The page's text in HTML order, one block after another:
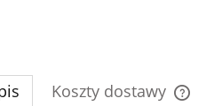
Najniższa cena:
Koszty dostawy